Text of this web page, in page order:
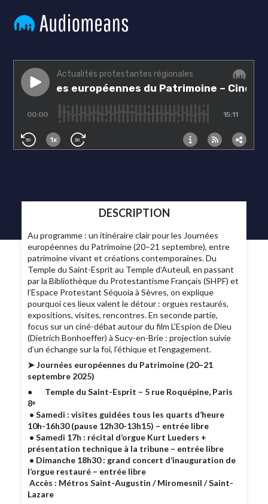
DESCRIPTION
Au programme : un itinéraire clair pour les Journées
européennes du Patrimoine (20–21 septembre), entre
patrimoine vivant et créations contemporaines. Du
Temple du Saint-Esprit au Temple d’Auteuil, en passant
par la Bibliothèque du Protestantisme Français (SHPF) et
l’Espace Protestant Séquoia à Sèvres, on explique
pourquoi ces lieux valent le détour : orgues restaurés,
expositions, visites, rencontres. En seconde partie,
focus sur un ciné-débat autour du film L’Espion de Dieu
(Dietrich Bonhoeffer) à Sucy-en-Brie : projection suivie
d’un échange sur la foi, l’éthique et l’engagement.
➤ Journées européennes du Patrimoine (20–21
septembre 2025)
● Temple du Saint-Esprit – 5 rue Roquépine, Paris
8ᵉ
• Samedi : visites guidées tous les quarts d’heure
10h-16h30 (pause 12h30-13h15) – entrée libre
• Samedi 17h : récital d’orgue Kurt Lueders +
présentation technique à la tribune – entrée libre
• Dimanche 18h30 : grand concert d’inauguration de
l’orgue restauré – entrée libre
Accès : Métros Saint-Augustin / Miromesnil / Saint-
Lazare